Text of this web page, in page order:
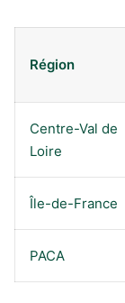
Région
Centre-Val de
Loire
Île-de-France
PACA